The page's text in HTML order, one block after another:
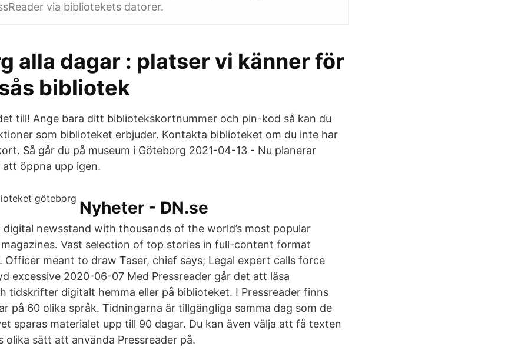
via bibliotekets datorer.
alla dagar : platser vi känner för
bibliotek
till! Ange bara ditt bibliotekskortnummer och pin-kod så kan du
som biblioteket erbjuder. Kontakta biblioteket om du inte har
Så går du på museum i Göteborg 2021-04-13 - Nu planerar
att öppna upp igen.
Nyheter - DN.se
newsstand with thousands of the world’s most popular
Vast selection of top stories in full-content format
Officer meant to draw Taser, chief says; Legal expert calls force
excessive 2020-06-07 Med Pressreader går det att läsa
tidskrifter digitalt hemma eller på biblioteket. I Pressreader finns
på 60 olika språk. Tidningarna är tillgängliga samma dag som de
sparas materialet upp till 90 dagar. Du kan även välja att få texten
olika sätt att använda Pressreader på.